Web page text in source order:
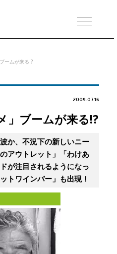
MENU
ームが来る!?
2009.07.16
」ブームが来る!?
か、不況下の新しいニー
アウトレット」「わけあ
が注目されるようになっ
トワインバー」も出現！